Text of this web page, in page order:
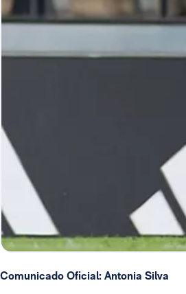
Comunicado Oficial: Antonia Silva